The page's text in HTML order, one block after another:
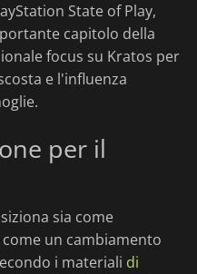
State of Play,
capitolo della
focus su Kratos per
e l'influenza
per il
sia come
un cambiamento
i materiali di